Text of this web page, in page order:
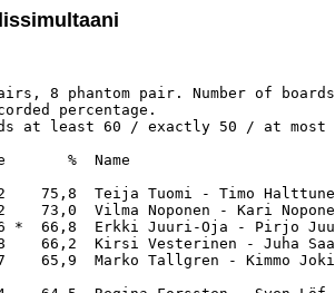
Agneta Berglund - Maria Nordgren                 1091 1669  AV                               
  18    N4  3327,9    60,3  Janne Rautanen - Aku Nieminen                    2717 1727  Vasa Bk - Seinäjoen Bk           
  19    J9  3286,9    59,5  Gösta Eriksson - Allan Wikström                  2335  +59  Karis Bk                         
  20    J5  3286,7    59,5  Håkan Bjurström - Guy Holmberg                   1305 2269  Ekenäs Bk                        

  21   P13  3286,6 *  59,5  Jyrki Lahtonen - Jari Böling                     1569 1504  ÅBK                              
  22    L5  3286,3    59,5  Erkki Becker - Arto Puumalainen                  1465 1082  Lappeenrannan Bk                 
  23    P2  3278,8 *  59,4  Timo Järvi - Henrik Solin                        1420 3132  Turun Bk - ÅBK                   
  24    O4  3271,5 *  59,3  Toivo Tikkanen - Tom Iivonen                     1004 3075  Kouvolan Bk                      
  25    O5  3270,8 *  59,3  Risto Koskivaara - Teuvo Koskelainen             1600 2044  Kouvolan Bk                      

  26   C13  3258,2    59,0  Gabriella Ahlvik - Martin Arle                   2197 1162  AV                               
  27    M8  3253,1    58,9  Mauri Eliala - Matti Laaksonen                   1722 1833  Pieksämäen Bk                    
  28    D7  3249,9 *  58,9  Arvo Priimägi - Anne Vesanen                     1382 2941  Salon Bk                         
  29    N1  3248,3    58,8  Jarkko Luokkakallio - Susanna Yli-Suomu          1807 2342  Seinäjoen Bk                     
  30    P4  3246,6 *  58,8  Maijaliisa Nieminen - Martti Dahlqvist           1415 2652  Turun Bk                         

  31    A9  3236,9 *  58,6  Martti Aalto - Liisa Saanikari                   2659 1491  TOPPI                            
  32    T8  3215,0    58,2  Jani Uuranmäki - Mikael Bäck                     1886 1873  Vasa Bk                          
  33    V6  3213,9 *  58,2  Jani Tuhkanen - Petri Pulkkinen                  1044 2927  Kajaanin Bk                      
  34    T7  3202,4    58,0  Alf Ehn - Roger Mattbäck                         2806 2693  Vasa Bk                          
  35    R8  3199,3    58,0  Kaj_G Backas - Jaakko Elokorpi                   1307 1684  Savuton                          

  36   C10  3189,1    57,8  Johan Lindén - Kirsi Virtanen                    1163 1069  Savuton - TOPPI                  
  37    D3  3184,9 *  57,7  Jarmo Laakso - Kari Kanerva                      1365 1366  Salon Bk                         
  38    R5  3183,2    57,7  Carl-Johan Blomstedt - Bjarne Winberg            2128 1037  AV                               
  39    O3  3175,8 *  57,5  Janne Tauriainen - Mari Ahokas                   1699 1749  Kouvolan Bk                      
  40    B4  3173,7    57,5  Petteri Nieminen - Jouko Leander                 3068 1347  Jyväskylän Bk                    

  41    Q7  3152,1    57,1  Jussi Lahtinen - Arttu Raikunen                  2586 2589  Ähtärin Bk                       
  42    W8  3145,9    57,0  Maria Tulonen - Juhani Laakso                    1345 2006  Lahden Bk                        
  43    P9  3141,6 *  56,9  Timo Arppe - Martti Meronen                      1166 1219  Turun Bk                         
  44    A4  3139,9 *  56,9  Matti Aario - Tapio Wagello                      3027 1781  B-55 - AV                        
  45    F9  3133,2    56,8  Alpo Kupari - Keijo Puumalainen                  2177 2178  Akaan Bk                         

  46    W5  3130,9 *  56,7  Eija Tornio - Saara Pohjanpelto                  1574 1643  Lahden Bk                        
  47    A6  3126,0 *  56,6  Björn-Olof Lindholm - Pirkko Hyvärinen           1763 1341  AV - Tapiolan Trikki             
  48    D1  3123,7 *  56,6  Esa Leppänen - Sami Vaara                        1904 1397  Salon Bk                         
  49    A1  3112,9    56,4  Markku Pekkinen - Osmo Parviainen                1829 1038  B-55 - Savuton                   
  50    U6  3093,7 *  56,0  Antti Aimala - Pirkko Aimala                     2735 1185  Kotkan Bk                        

  51    S9  3093,2    56,0  Agnes Andersson - Mikko Jokinen                  2016 1961  Porvoon Bk                       
  52    T4  3085,1    55,9  Kenneth Grannas - Nina Bagge                     1449 2468  Vasa Bk                          
  53   G14  3079,4    55,8  Seppo Aalto - Pekka Aarne                        1730 1933  Porin Bk                         
  54   A13  3070,0    55,6  Anni Mäkelä - Vesa Pekkanen                      1849 2567  B-55 - Savuton                   
  55    B1  3069,0    55,6  Marko